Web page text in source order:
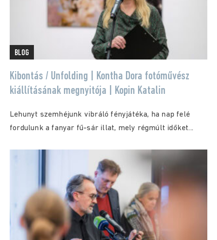
BLOG
Kibontás / Unfolding | Kontha Dora fotóművész
kiállításának megnyitója | Kopin Katalin
Lehunyt szemhéjunk vibráló fényjátéka, ha nap felé
fordulunk a fanyar fű-sár illat, mely régmúlt időket...